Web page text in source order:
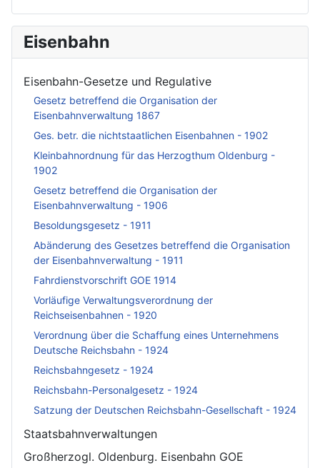
Eisenbahn
Eisenbahn-Gesetze und Regulative
Gesetz betreffend die Organisation der
Eisenbahnverwaltung 1867
Ges. betr. die nichtstaatlichen Eisenbahnen - 1902
Kleinbahnordnung für das Herzogthum Oldenburg -
1902
Gesetz betreffend die Organisation der
Eisenbahnverwaltung - 1906
Besoldungsgesetz - 1911
Abänderung des Gesetzes betreffend die Organisation
der Eisenbahnverwaltung - 1911
Fahrdienstvorschrift GOE 1914
Vorläufige Verwaltungsverordnung der
Reichseisenbahnen - 1920
Verordnung über die Schaffung eines Unternehmens
Deutsche Reichsbahn - 1924
Reichsbahngesetz - 1924
Reichsbahn-Personalgesetz - 1924
Satzung der Deutschen Reichsbahn-Gesellschaft - 1924
Staatsbahnverwaltungen
Großherzogl. Oldenburg. Eisenbahn GOE